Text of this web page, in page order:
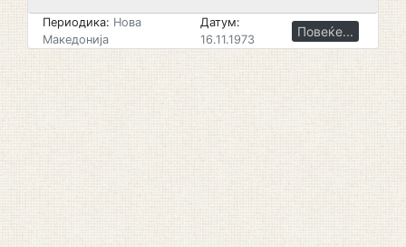
Периодика: Нова
Македонија
Датум:
16.11.1973
Повеќе...